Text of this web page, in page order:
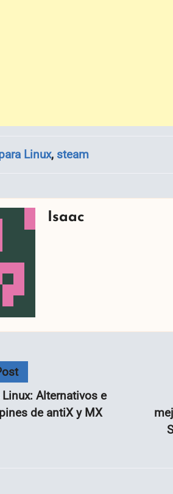
Linux, steam
Isaac
Linux: Alternativos e
de antiX y MX